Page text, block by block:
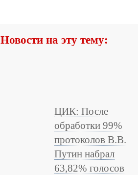
Новости на эту тему:
ЦИК: После
обработки 99%
протоколов В.В.
Путин набрал
63,82% голосов